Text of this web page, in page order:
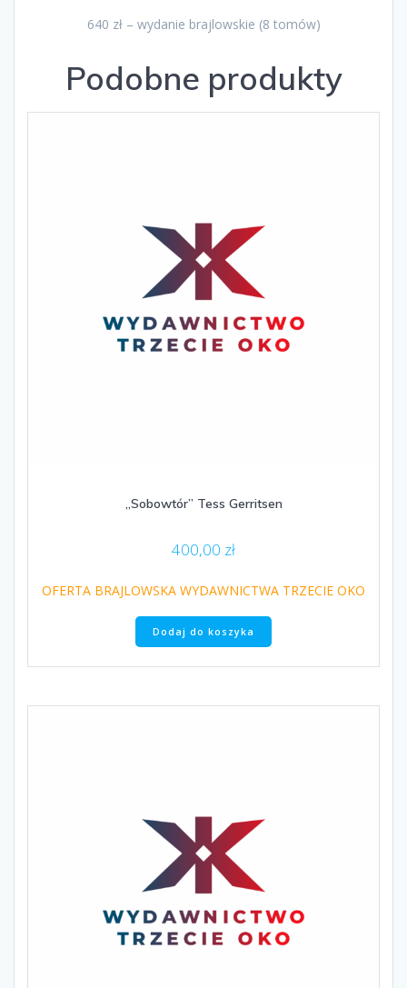
640 zł – wydanie brajlowskie (8 tomów)
Podobne produkty
„Sobowtór” Tess Gerritsen
400,00 zł
OFERTA BRAJLOWSKA WYDAWNICTWA TRZECIE OKO
Dodaj do koszyka